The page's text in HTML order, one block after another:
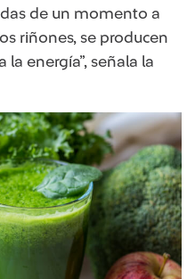
de un momento a
riñones, se producen
la energía”, señala la